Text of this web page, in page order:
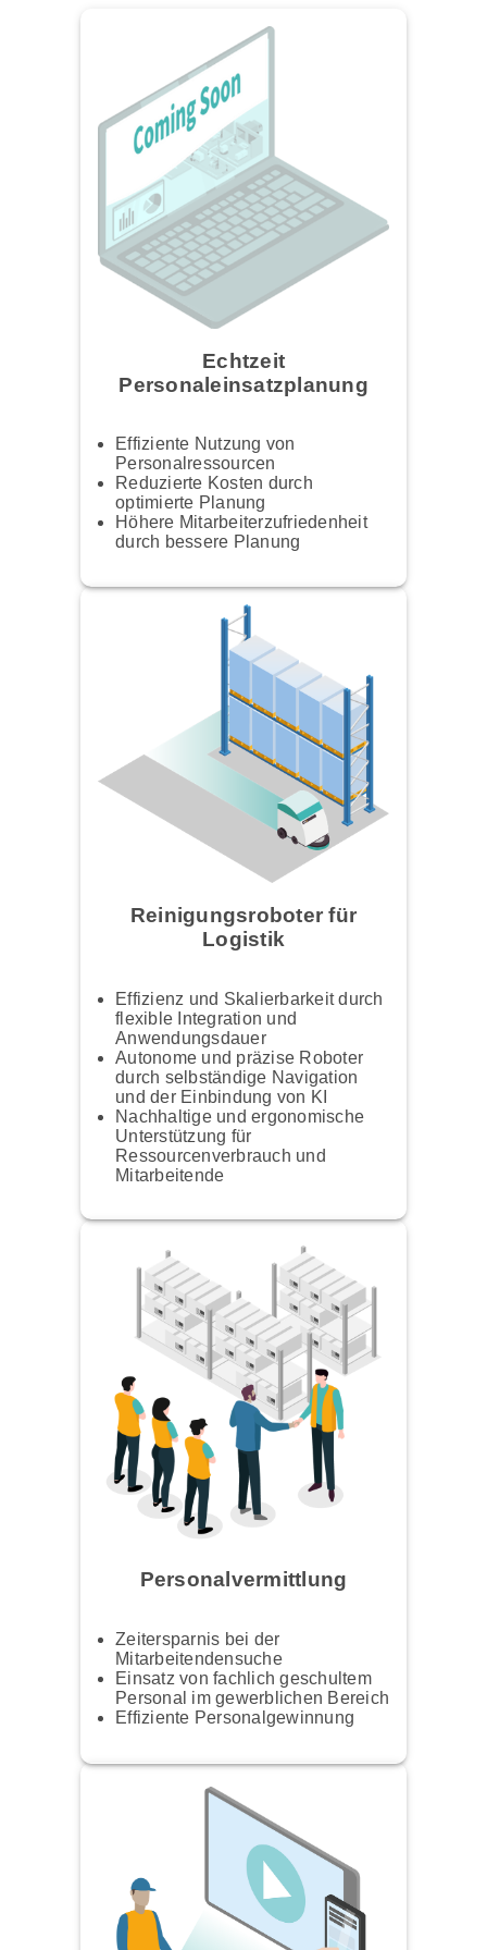
Echtzeit
Personaleinsatzplanung
Effiziente Nutzung von
Personalressourcen
Reduzierte Kosten durch
optimierte Planung
Höhere Mitarbeiterzufriedenheit
durch bessere Planung
Reinigungsroboter für
Logistik
Effizienz und Skalierbarkeit durch
flexible Integration und
Anwendungsdauer
Autonome und präzise Roboter
durch selbständige Navigation
und der Einbindung von KI
Nachhaltige und ergonomische
Unterstützung für
Ressourcenverbrauch und
Mitarbeitende
Personalvermittlung
Zeitersparnis bei der
Mitarbeitendensuche
Einsatz von fachlich geschultem
Personal im gewerblichen Bereich
Effiziente Personalgewinnung